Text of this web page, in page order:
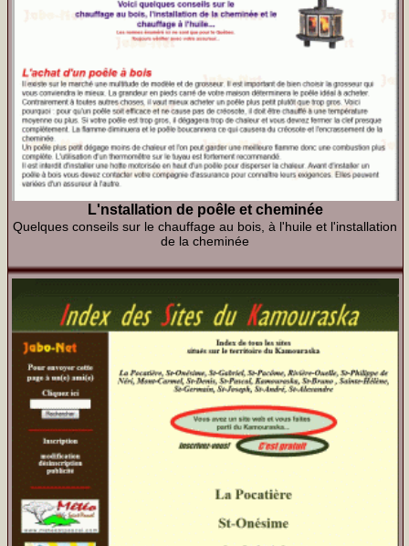
L'nstallation de poêle et cheminée
Quelques conseils sur le chauffage au bois, à l'huile et l'installation
de la cheminée